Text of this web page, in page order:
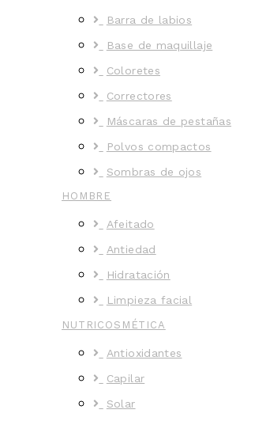
Barra de labios
Base de maquillaje
Coloretes
Correctores
Máscaras de pestañas
Polvos compactos
Sombras de ojos
HOMBRE
Afeitado
Antiedad
Hidratación
Limpieza facial
NUTRICOSMÉTICA
Antioxidantes
Capilar
Solar